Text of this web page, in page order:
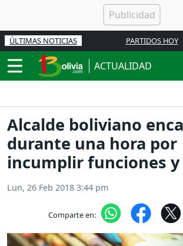
ÚLTIMAS NOTICIAS PARTIDOS HOY
ACTUALIDAD
Alcalde boliviano
durante una hora por
incumplir funciones
Lun, 26 Feb 2018 3:44 pm
Comparte en: